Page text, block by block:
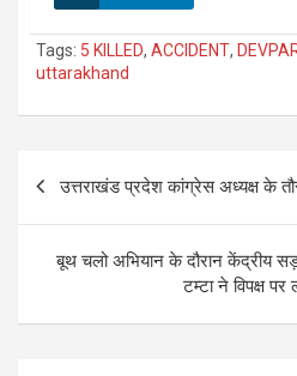
Tags: 5 KILLED, ACCIDENT,
uttarakhand
navigation
उत्तराखंड प्रदेश कांग्रेस अध्यक्ष के
बूथ चलो अभियान के दौरान केंद्रीय
टम्टा ने विपक्ष